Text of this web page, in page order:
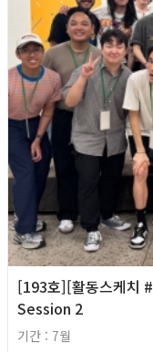
[193호][활동스케치
Session 2
기간 : 7월